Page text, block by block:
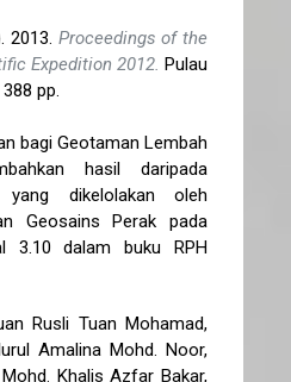
2013. Proceedings of the
Expedition 2012. Pulau
pp.
bagi Geotaman Lembah
hasil daripada
dikelolakan oleh
Geosains Perak pada
3.10 dalam buku RPH
Rusli Tuan Mohamad,
Amalina Mohd. Noor,
Khalis Azfar Bakar,